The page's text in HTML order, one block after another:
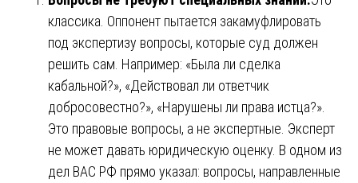
классика. Оппонент пытается закамуфлировать
под экспертизу вопросы, которые суд должен
решить сам. Например: «Была ли сделка
кабальной?», «Действовал ли ответчик
добросовестно?», «Нарушены ли права истца?».
Это правовые вопросы, а не экспертные. Эксперт
не может давать юридическую оценку. В одном из
дел ВАС РФ прямо указал: вопросы, направленные